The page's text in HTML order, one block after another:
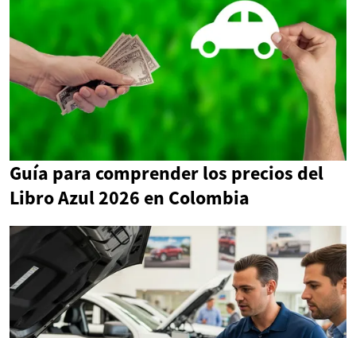
Guía para comprender los precios del
Libro Azul 2026 en Colombia